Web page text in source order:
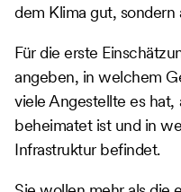
dem Klima gut,
Für die erste
angeben, in welchem
viele Angestellte es
beheimatet ist und in
Infrastruktur befindet.